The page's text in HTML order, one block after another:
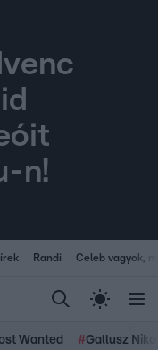
n!
Randi Celeb vagyok,
Wanted #Gallusz